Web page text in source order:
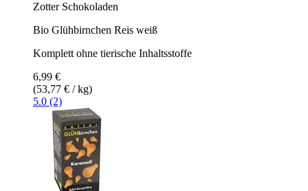
Zotter Schokoladen
Bio Glühbirnchen Reis weiß
Komplett ohne tierische Inhaltsstoffe
6,99 €
(53,77 € / kg)
5.0 (2)